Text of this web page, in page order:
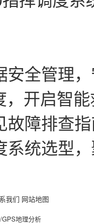
安全管理
开启智
故障排查
系统选型
我们 网站地图
地理分析